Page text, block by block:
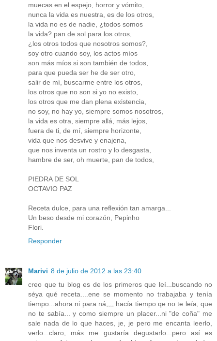
muecas en el espejo, horror y vómito,
nunca la vida es nuestra, es de los otros,
la vida no es de nadie, ¿todos somos
la vida? pan de sol para los otros,
¿los otros todos que nosotros somos?,
soy otro cuando soy, los actos míos
son más míos si son también de todos,
para que pueda ser he de ser otro,
salir de mí, buscarme entre los otros,
los otros que no son si yo no existo,
los otros que me dan plena existencia,
no soy, no hay yo, siempre somos nosotros,
la vida es otra, siempre allá, más lejos,
fuera de ti, de mí, siempre horizonte,
vida que nos desvive y enajena,
que nos inventa un rostro y lo desgasta,
hambre de ser, oh muerte, pan de todos,
PIEDRA DE SOL
OCTAVIO PAZ
Receta dulce, para una reflexión tan amarga...
Un beso desde mi corazón, Pepinho
Flori.
Responder
Marivi 8 de julio de 2012 a las 23:40
creo que tu blog es de los primeros que leí...buscando no
séya qué receta....ene se momento no trabajaba y tenía
tiempo...ahora ni para ná,,,, hacía tiempo qe no te leía, que
no te sabía... y como siempre un placer...ni "de coña" me
sale nada de lo que haces, je, je pero me encanta leerlo,
verlo...claro, más me gustaría degustarlo...pero así es